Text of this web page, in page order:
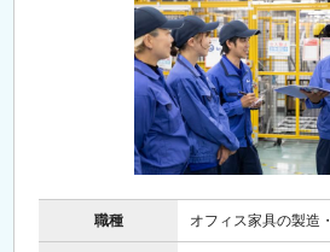
職種 オフィス家具の製造